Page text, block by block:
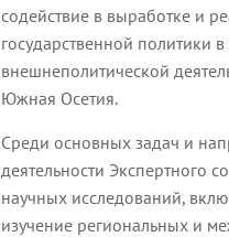
содействие в выработке и
государственной политики
внешнеполитической
Южная Осетия.
Среди основных задач и
деятельности Экспертного
научных исследований,
изучение региональных и